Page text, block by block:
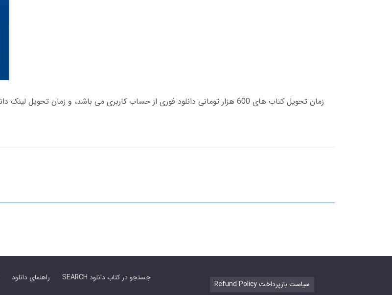
راهنمای دانلود SEARCH جستجو در کتاب دانلود
Refund Policy سیاست بازپرداخت